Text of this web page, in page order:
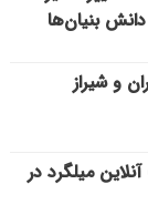
بنیان‌ها
و شیراز
میلگرد در